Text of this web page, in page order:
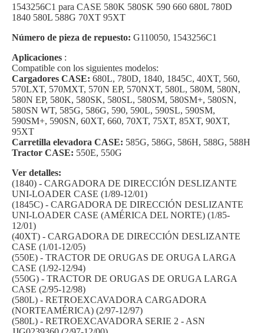
1543256C1 para CASE 580K 580SK 590 660 680L 780D
1840 580L 588G 70XT 95XT
Número de pieza de repuesto: G110050, 1543256C1
Aplicaciones :
Compatible con los siguientes modelos:
Cargadores CASE: 680L, 780D, 1840, 1845C, 40XT, 560,
570LXT, 570MXT, 570N EP, 570NXT, 580L, 580M, 580N,
580N EP, 580K, 580SK, 580SL, 580SM, 580SM+, 580SN,
580SN WT, 585G, 586G, 590, 590L, 590SL, 590SM,
590SM+, 590SN, 60XT, 660, 70XT, 75XT, 85XT, 90XT,
95XT
Carretilla elevadora CASE: 585G, 586G, 586H, 588G, 588H
Tractor CASE: 550E, 550G
Ver detalles:
(1840) - CARGADORA DE DIRECCIÓN DESLIZANTE
UNI-LOADER CASE (1/89-12/01)
(1845C) - CARGADORA DE DIRECCIÓN DESLIZANTE
UNI-LOADER CASE (AMÉRICA DEL NORTE) (1/85-
12/01)
(40XT) - CARGADORA DE DIRECCIÓN DESLIZANTE
CASE (1/01-12/05)
(550E) - TRACTOR DE ORUGAS DE ORUGA LARGA
CASE (1/92-12/94)
(550G) - TRACTOR DE ORUGAS DE ORUGA LARGA
CASE (2/95-12/98)
(580L) - RETROEXCAVADORA CARGADORA
(NORTEAMÉRICA) (2/97-12/97)
(580L) - RETROEXCAVADORA SERIE 2 - ASN